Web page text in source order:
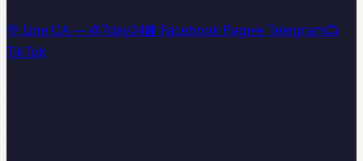
💚 Line OA — @7day24📘 Facebook Page✈️ Telegram📺
TikTok